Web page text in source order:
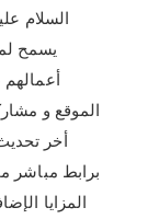
السلام
يسمح
الموقع و